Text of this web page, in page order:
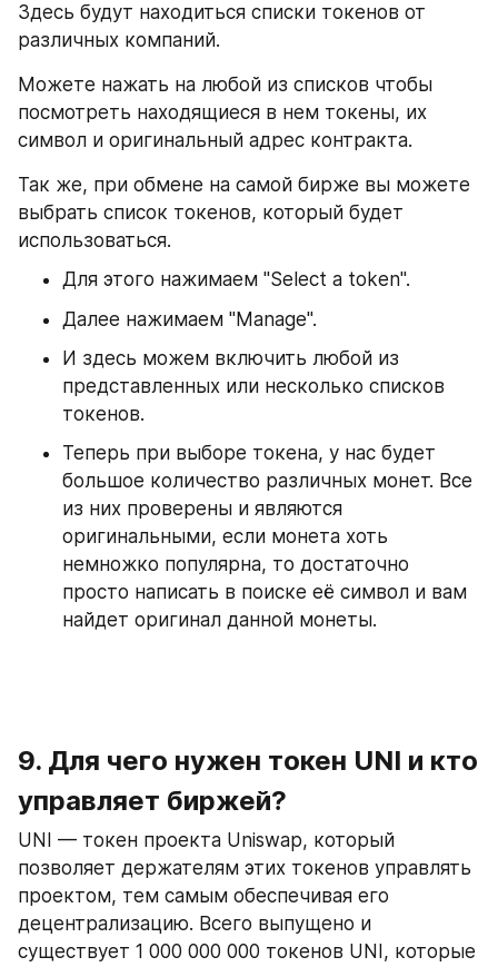
Здесь будут находиться списки токенов от
различных компаний.
Можете нажать на любой из списков чтобы
посмотреть находящиеся в нем токены, их
символ и оригинальный адрес контракта.
Так же, при обмене на самой бирже вы можете
выбрать список токенов, который будет
использоваться.
Для этого нажимаем "Select a token".
Далее нажимаем "Manage".
И здесь можем включить любой из
представленных или несколько списков
токенов.
Теперь при выборе токена, у нас будет
большое количество различных монет. Все
из них проверены и являются
оригинальными, если монета хоть
немножко популярна, то достаточно
просто написать в поиске её символ и вам
найдет оригинал данной монеты.
9. Для чего нужен токен UNI и кто
управляет биржей?
UNI — токен проекта Uniswap, который
позволяет держателям этих токенов управлять
проектом, тем самым обеспечивая его
децентрализацию. Всего выпущено и
существует 1 000 000 000 токенов UNI, которые